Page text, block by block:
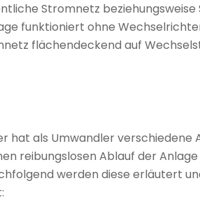
Stromnetz beziehungsweise
funktioniert ohne
flächendeckend auf
hat als Umwandler verschiedene
reibungslosen Ablauf der
werden diese erläutert